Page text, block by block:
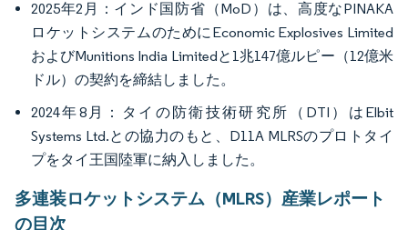
2025年2月：インド国防省（MoD）は、高度なPINAKA
ロケットシステムのためにEconomic Explosives Limited
およびMunitions India Limitedと1兆147億ルピー（12億米
ドル）の契約を締結しました。
2024年8月：タイの防衛技術研究所（DTI）はElbit
Systems Ltd.との協力のもと、D11A MLRSのプロトタイ
プをタイ王国陸軍に納入しました。
多連装ロケットシステム（MLRS）産業レポート
の目次